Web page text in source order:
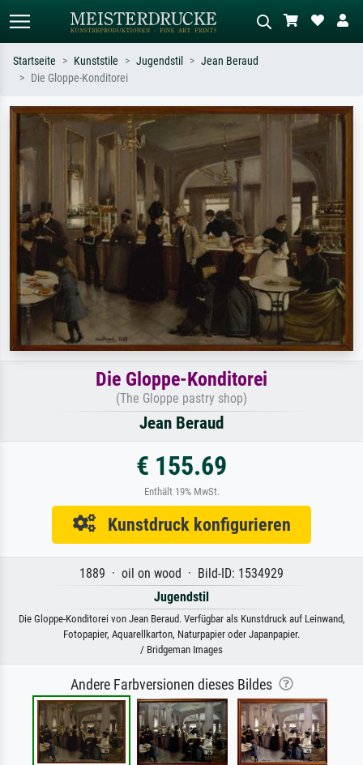
Suchen Sie nach Künstlern, Werktiteln
oder Stilen – z.B. Monet,
Sternennacht, Impressionismus, Welle
Hokusai, Akt.
Beschreiben Sie die Szene – z.B. Grüne
Wiese, Abstrakt mit viel Rot, Dunkles
Ölgemälde, Stehender Akt neben einem
Startseite Kunststile Jugendstil
Jean Beraud
Die Gloppe-Konditorei
Die Gloppe-Konditorei
(The Gloppe pastry shop)
Jean Beraud
€ 155.69
Enthält 19% MwSt.
Kunstdruck konfigurieren
1889 · oil on wood · Bild-ID: 1534929
Jugendstil
Die Gloppe-Konditorei von Jean Beraud. Verfügbar als Kunstdruck auf Leinwand,
Fotopapier, Aquarellkarton, Naturpapier oder Japanpapier.
/ Bridgeman Images
Andere Farbversionen dieses Bildes